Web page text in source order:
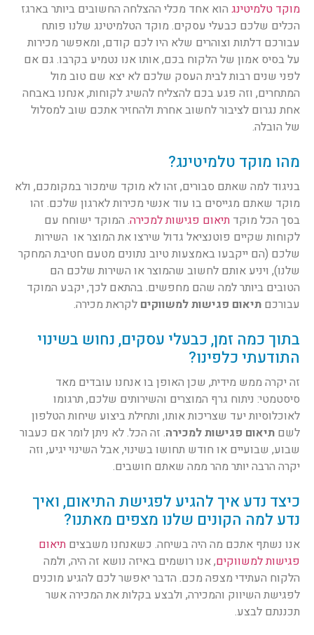
מוקד טלמיטינג הוא אחד מכלי ההצלחה החשובים ביותר בארגז
הכלים שלכם כבעלי עסקים. מוקד הטלמיטינג שלנו פותח
עבורכם דלתות וצוהרים שלא היו לכם קודם, ומאפשר מכירות
על בסיס אמון של הלקוח בכם, אותו אנו נטמיע בקרבו. גם אם
לפני שנים רבות לבית העסק שלכם לא יצא שם טוב מול
המתחרים, וזה פגע בכם להצליח להשיג לקוחות, אנחנו באבחה
אחת נגרום לציבור לחשוב אחרת ולהחזיר אתכם שוב למסלול
של הובלה.
מהו מוקד טלמיטינג?
בניגוד למה שאתם סבורים, זהו לא מוקד שימכור במקומכם, ולא
מוקד שאתם מגייסים בו עוד אנשי מכירות לארגון שלכם. זהו
בסך הכל מוקד תיאום פגישות למכירה. המוקד ישוחח עם
לקוחות שקיים פוטנציאל גדול שירצו את המוצר או השירות
שלכם (הם ייקבעו באמצעות טיוב נתונים מטעם חטיבת המחקר
שלנו), ויניע אותם לחשוב שהמוצר או השירות שלכם הם
הטובים ביותר למה שהם מחפשים. בהתאם לכך, יקבע המוקד
עבורכם תיאום פגישות למשווקים לקראת מכירה.
בתוך כמה זמן, כבעלי עסקים, נחוש בשינוי
התודעתי כלפינו?
זה יקרה ממש מידית, שכן האופן בו אנחנו עובדים מאד
סיסטמטי: ניתוח גרף המוצרים והשירותים שלכם, תרגומו
לאוכלוסיות יעד שצריכות אותו, ותחילת ביצוע שיחות הטלפון
לשם תיאום פגישות למכירה. זה הכל. לא ניתן לומר אם כעבור
שבוע, שבועיים או חודש תחושו בשינוי, אבל השינוי יגיע, וזה
יקרה הרבה יותר מהר ממה שאתם חושבים.
כיצד נדע איך להגיע לפגישת התיאום, ואיך
נדע למה הקונים שלנו מצפים מאתנו?
אנו נשתף אתכם מה היה בשיחה. כשאנחנו משבצים תיאום
פגישות למשווקים, אנו רושמים באיזה נושא זה היה, ולמה
הלקוח העתידי מצפה מכם. הדבר יאפשר לכם להגיע מוכנים
לפגישת השיווק והמכירה, ולבצע בקלות את המכירה אשר
תכננתם לבצע.